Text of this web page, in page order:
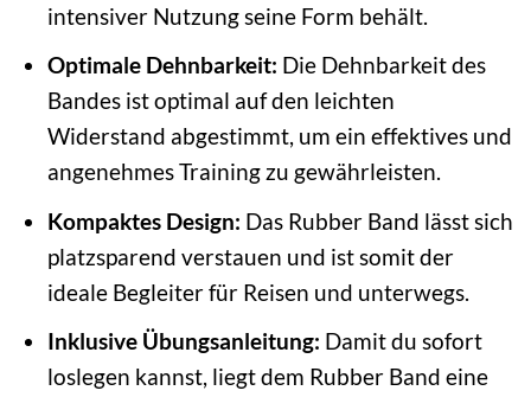
intensiver Nutzung seine Form behält.
Optimale Dehnbarkeit: Die Dehnbarkeit des
Bandes ist optimal auf den leichten
Widerstand abgestimmt, um ein effektives und
angenehmes Training zu gewährleisten.
Kompaktes Design: Das Rubber Band lässt sich
platzsparend verstauen und ist somit der
ideale Begleiter für Reisen und unterwegs.
Inklusive Übungsanleitung: Damit du sofort
loslegen kannst, liegt dem Rubber Band eine